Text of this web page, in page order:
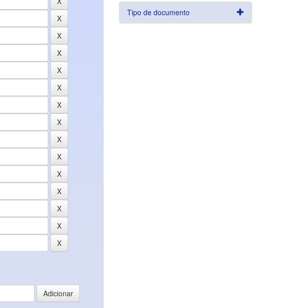
Tipo de documento